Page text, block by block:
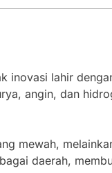
inovasi lahir
angin, dan
mewah,
daerah,